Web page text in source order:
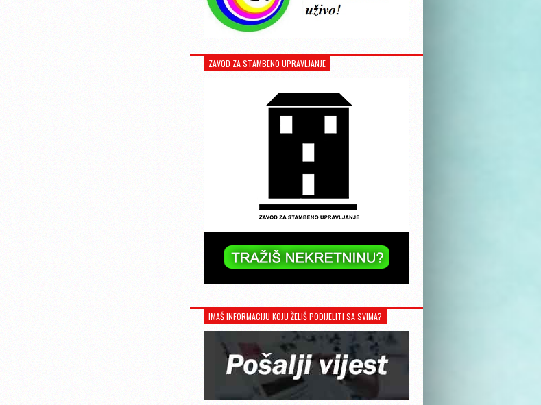
ZAVOD ZA STAMBENO UPRAVLJANJE
IMAŠ INFORMACIJU KOJU ŽELIŠ PODIJELITI SA SVIMA?